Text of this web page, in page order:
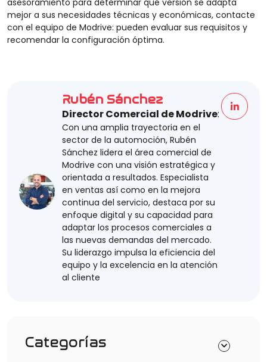
asesoramiento para determinar qué versión se adapta
mejor a sus necesidades técnicas y económicas, contacte
con el equipo de Modrive: pueden evaluar sus requisitos y
recomendar la configuración óptima.
Rubén Sánchez
Director Comercial de Modrive:
Con una amplia trayectoria en el
sector de la automoción, Rubén
Sánchez lidera el área comercial de
Modrive con una visión estratégica y
orientada a resultados. Especialista
en ventas así como en la mejora
continua del servicio, destaca por su
enfoque digital y su capacidad para
adaptar los procesos comerciales a
las nuevas demandas del mercado.
Su liderazgo impulsa la eficiencia del
equipo y la excelencia en la atención
al cliente
Categorías